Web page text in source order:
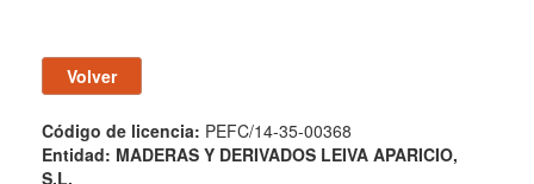
Código de licencia: PEFC/14-35-00368
Entidad: MADERAS Y DERIVADOS LEIVA APARICIO,
S.L.